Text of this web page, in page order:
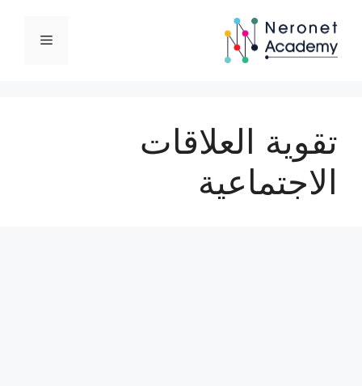
المحتوى
القائمة
تقوية العلاقات
الاجتماعية